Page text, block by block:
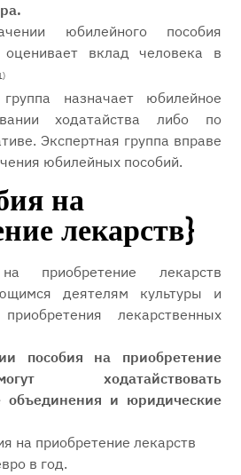
юбилейного пособия
оценивает вклад человека в
назначает юбилейное
ходатайства либо по
Экспертная группа вправе
юбилейных пособий.
на
лекарств}
приобретение лекарств
деятелям культуры и
лекарственных
пособия на приобретение
ходатайствовать
объединения и юридические
на приобретение лекарств
в год.